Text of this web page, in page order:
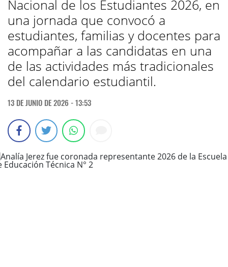
Nacional de los Estudiantes 2026, en
una jornada que convocó a
estudiantes, familias y docentes para
acompañar a las candidatas en una
de las actividades más tradicionales
del calendario estudiantil.
13 DE JUNIO DE 2026 - 13:53